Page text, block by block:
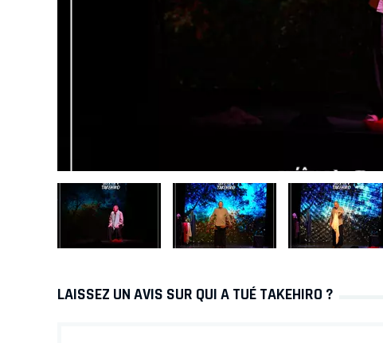
LAISSEZ UN AVIS SUR QUI A TUÉ TAKEHIRO ?